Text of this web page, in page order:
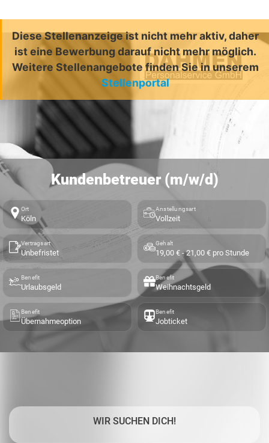
Diese Stellenanzeige ist nicht mehr aktiv, daher
ist eine Bewerbung darauf nicht mehr möglich.
Weitere Stellenangebote finden Sie in unserem
Stellenportal
Kundenbetreuer (m/w/d)
Ort
Köln
Anstellungsart
Vollzeit
Vertragsart
Unbefristet
Gehalt
19,00 € - 21,00 € pro Stunde
Benefit
Urlaubsgeld
Benefit
Weihnachtsgeld
Benefit
Übernahmeoption
Benefit
Jobticket
WIR SUCHEN DICH!